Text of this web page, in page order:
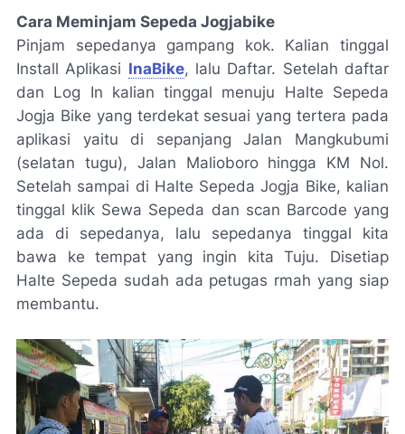
Cara Meminjam Sepeda Jogjabike
Pinjam sepedanya gampang kok. Kalian tinggal
Install Aplikasi InaBike, lalu Daftar. Setelah daftar
dan Log In kalian tinggal menuju Halte Sepeda
Jogja Bike yang terdekat sesuai yang tertera pada
aplikasi yaitu di sepanjang Jalan Mangkubumi
(selatan tugu), Jalan Malioboro hingga KM Nol.
Setelah sampai di Halte Sepeda Jogja Bike, kalian
tinggal klik Sewa Sepeda dan scan Barcode yang
ada di sepedanya, lalu sepedanya tinggal kita
bawa ke tempat yang ingin kita Tuju. Disetiap
Halte Sepeda sudah ada petugas rmah yang siap
membantu.